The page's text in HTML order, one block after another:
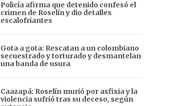
Policía afirma que detenido confesó el
crimen de Roselín y dio detalles
escalofriantes
Gota a gota: Rescatan a un colombiano
secuestrado y torturado y desmantelan
una banda de usura
Caazapá: Roselín murió por asfixia y la
violencia sufrió tras su deceso, según